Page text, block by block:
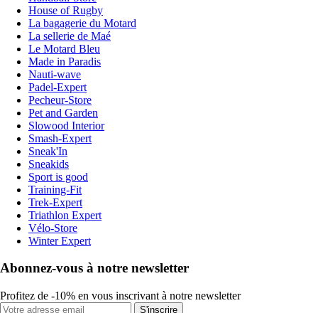
House of Rugby
La bagagerie du Motard
La sellerie de Maé
Le Motard Bleu
Made in Paradis
Nauti-wave
Padel-Expert
Pecheur-Store
Pet and Garden
Slowood Interior
Smash-Expert
Sneak'In
Sneakids
Sport is good
Training-Fit
Trek-Expert
Triathlon Expert
Vélo-Store
Winter Expert
Abonnez-vous à notre newsletter
Profitez de -10% en vous inscrivant à notre newsletter
S'inscrire